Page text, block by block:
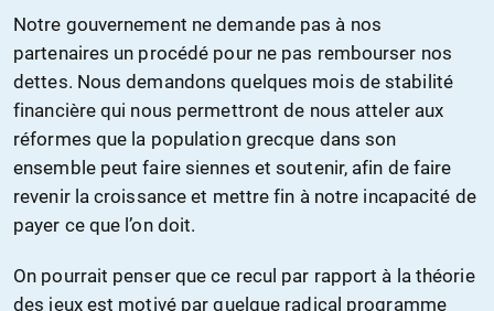
Notre gouvernement ne demande pas à nos
partenaires un procédé pour ne pas rembourser nos
dettes. Nous demandons quelques mois de stabilité
financière qui nous permettront de nous atteler aux
réformes que la population grecque dans son
ensemble peut faire siennes et soutenir, afin de faire
revenir la croissance et mettre fin à notre incapacité de
payer ce que l’on doit.
On pourrait penser que ce recul par rapport à la théorie
des jeux est motivé par quelque radical programme